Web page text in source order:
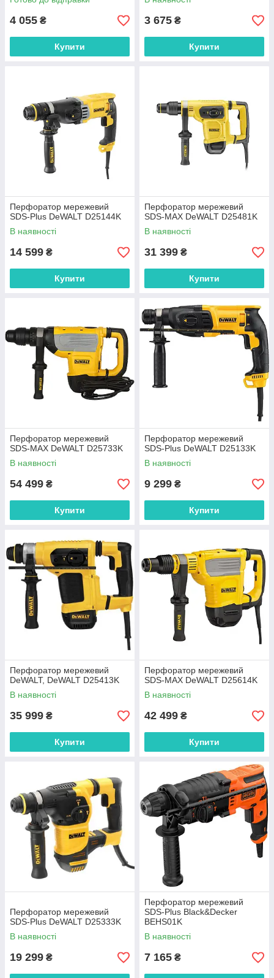
4 055 ₴
Купити
3 675 ₴
Купити
Перфоратор мережевий
SDS-Plus DeWALT D25144K
В наявності
14 599 ₴
Купити
Перфоратор мережевий
SDS-MAX DeWALT D25481K
В наявності
31 399 ₴
Купити
Перфоратор мережевий
SDS-MAX DeWALT D25733K
В наявності
54 499 ₴
Купити
Перфоратор мережевий
SDS-Plus DeWALT D25133K
В наявності
9 299 ₴
Купити
Перфоратор мережевий
DeWALT, DeWALT D25413K
В наявності
35 999 ₴
Купити
Перфоратор мережевий
SDS-MAX DeWALT D25614K
В наявності
42 499 ₴
Купити
Перфоратор мережевий
SDS-Plus DeWALT D25333K
В наявності
19 299 ₴
Перфоратор мережевий
SDS-Plus Black&Decker
BEHS01K
В наявності
7 165 ₴